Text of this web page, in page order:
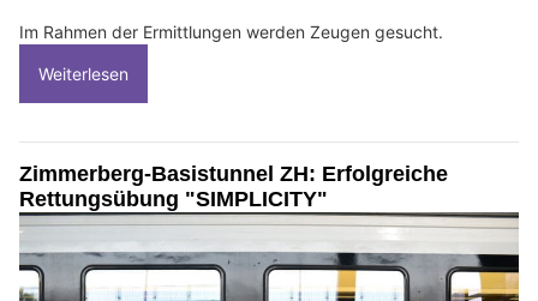
Im Rahmen der Ermittlungen werden Zeugen gesucht.
Weiterlesen
Zimmerberg-Basistunnel ZH: Erfolgreiche
Rettungsübung "SIMPLICITY"